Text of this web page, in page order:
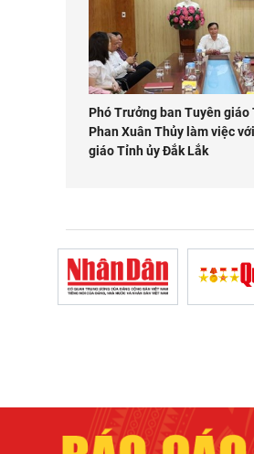
Phó Trưởng ban Tuyên giáo
Phan Xuân Thủy làm việc
giáo Tỉnh ủy Đắk Lắk